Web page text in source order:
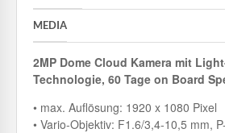
MEDIA
2MP Dome Cloud Kamera mit
Technologie, 60 Tage on Board
• max. Auflösung: 1920 x 1080 Pixel
• Vario-Objektiv: F1.6/3,4-10,5 mm,